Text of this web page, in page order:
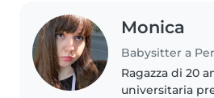
Monica
Babysitter a
Ragazza di 20
universitaria